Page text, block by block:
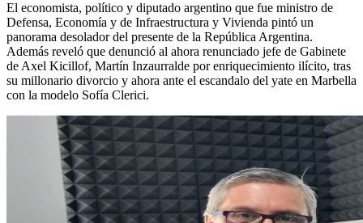
El economista, político y diputado argentino que fue ministro de
Defensa, Economía y de Infraestructura y Vivienda pintó un
panorama desolador del presente de la República Argentina.
Además reveló que denunció al ahora renunciado jefe de Gabinete
de Axel Kicillof, Martín Inzaurralde por enriquecimiento ilícito, tras
su millonario divorcio y ahora ante el escandalo del yate en Marbella
con la modelo Sofía Clerici.